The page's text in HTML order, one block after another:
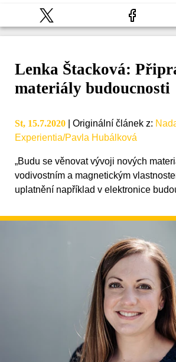
Lenka Štacková:
materiály budoucnosti
St, 15.7.2020 Originální článek z:
Experientia/Pavla Hubálková
„Budu se věnovat vývoji nových
vodivostním a magnetickým
uplatnění například v elektronice